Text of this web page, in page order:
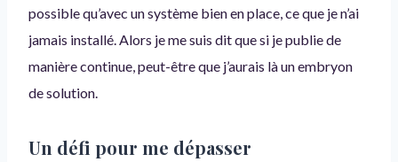
possible qu’avec un système bien en place, ce que je n’ai
jamais installé. Alors je me suis dit que si je publie de
manière continue, peut-être que j’aurais là un embryon
de solution.
Un défi pour me dépasser